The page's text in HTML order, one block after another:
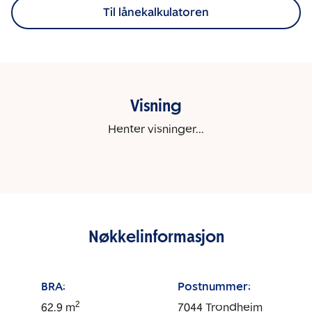
Til lånekalkulatoren
Visning
Henter visninger...
Nøkkelinformasjon
BRA:
62.9 m2
Postnummer:
7044 Trondheim